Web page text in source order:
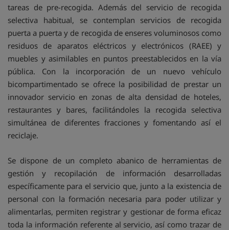
tareas de pre-recogida. Además del servicio de recogida
selectiva habitual, se contemplan servicios de recogida
puerta a puerta y de recogida de enseres voluminosos como
residuos de aparatos eléctricos y electrónicos (RAEE) y
muebles y asimilables en puntos preestablecidos en la vía
pública. Con la incorporación de un nuevo vehículo
bicompartimentado se ofrece la posibilidad de prestar un
innovador servicio en zonas de alta densidad de hoteles,
restaurantes y bares, facilitándoles la recogida selectiva
simultánea de diferentes fracciones y fomentando así el
reciclaje.
Se dispone de un completo abanico de herramientas de
gestión y recopilación de información desarrolladas
específicamente para el servicio que, junto a la existencia de
personal con la formación necesaria para poder utilizar y
alimentarlas, permiten registrar y gestionar de forma eficaz
toda la información referente al servicio, así como trazar de